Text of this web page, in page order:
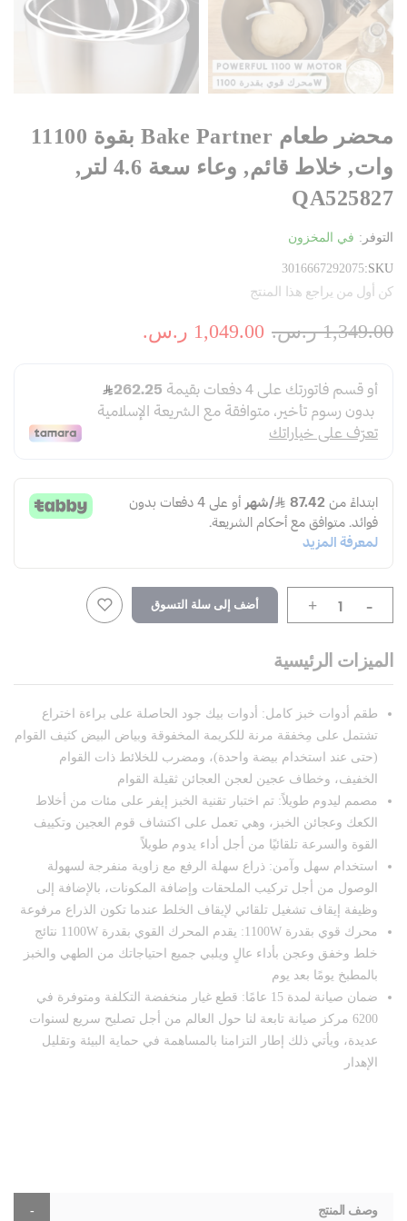
محضر طعام Bake Partner بقوة 11100
وات, خلاط قائم, وعاء سعة 4.6 لتر,
QA525827
التوفر: في المخزون
SKU
3016667292075
كن أول من يراجع هذا المنتج
1,049.00 ر.س.‏ 1,349.00 ر.س.‏
-
+ أضف إلى سلة التسوق
الميزات الرئيسية
طقم أدوات خبز كامل: أدوات بيك جود الحاصلة على براءة اختراع
تشتمل على مِخفقة مرنة للكريمة المخفوقة وبياض البيض كثيف القوام
(حتى عند استخدام بيضة واحدة)، ومضرب للخلائط ذات القوام
الخفيف، وخطاف عجين لعجن العجائن ثقيلة القوام
مصمم ليدوم طويلاً: تم اختبار تقنية الخبز إيفر على مئات من أخلاط
الكعك وعجائن الخبز، وهي تعمل على اكتشاف قوم العجين وتكييف
القوة والسرعة تلقائيًا من أجل أداء يدوم طويلاً
استخدام سهل وآمن: ذراع سهلة الرفع مع زاوية منفرجة لسهولة
الوصول من أجل تركيب الملحقات وإضافة المكونات، بالإضافة إلى
وظيفة إيقاف تشغيل تلقائي لإيقاف الخلط عندما تكون الذراع مرفوعة
محرك قوي بقدرة 1100W: يقدم المحرك القوي بقدرة 1100W نتائج
خلط وخفق وعجن بأداء عالٍ ويلبي جميع احتياجاتك من الطهي والخبز
بالمطبخ يومًا بعد يوم
ضمان صيانة لمدة 15 عامًا: قطع غيار منخفضة التكلفة ومتوفرة في
6200 مركز صيانة تابعة لنا حول العالم من أجل تصليح سريع لسنوات
عديدة، ويأتي ذلك إطار التزامنا بالمساهمة في حماية البيئة وتقليل
الإهدار
وصف المنتج